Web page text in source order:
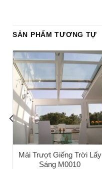
SẢN PHẨM TƯƠNG TỰ
Mái Trượt Giếng Trời Lấy
Sáng M0010